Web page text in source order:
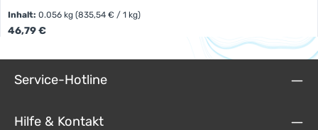
Inhalt:0.056 kg(835,54 € / 1 kg)
Regulärer Preis:
46,79 €
Service-Hotline
Hilfe & Kontakt